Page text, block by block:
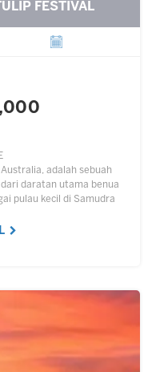
FESTIVAL
adalah sebuah
daratan utama benua
pulau kecil di Samudra